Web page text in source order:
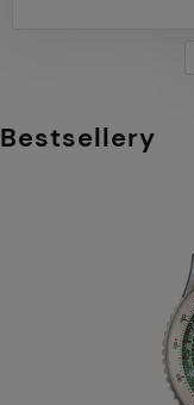
Bestsellery